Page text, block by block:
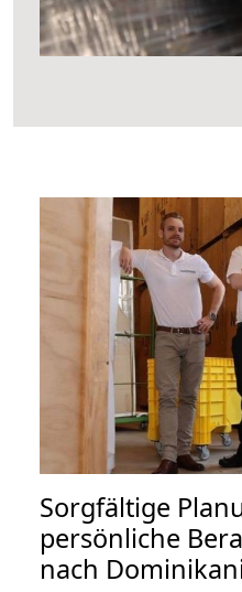
Sorgfältige
persönliche
nach